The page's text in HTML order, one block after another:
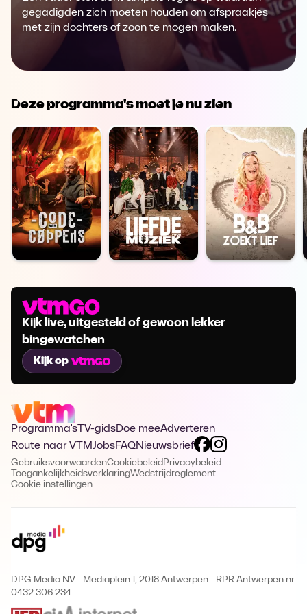
gegadigden zich moeten houden om afspraakjes
met zijn dochters of zoon te mogen maken.
Deze programma's moet je nu zien
Kijk live, uitgesteld of gewoon lekker
bingewatchen
Kijk op
Programma'sTV-gidsDoe meeAdverteren
Route naar VTMJobsFAQNieuwsbrief
GebruiksvoorwaardenCookiebeleid Privacybeleid
ToegankelijkheidsverklaringWedstrijdreglement
Cookie instellingen
DPG Media NV - Mediaplein 1, 2018 Antwerpen - RPR Antwerpen nr.
0432.306.234